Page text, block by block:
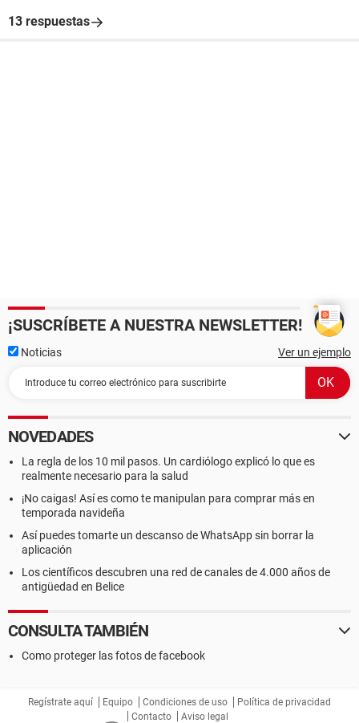
13 respuestas
¡SUSCRÍBETE A NUESTRA NEWSLETTER!
Noticias Ver un ejemplo
NOVEDADES
La regla de los 10 mil pasos. Un cardiólogo explicó lo que es
realmente necesario para la salud
¡No caigas! Así es como te manipulan para comprar más en
temporada navideña
Así puedes tomarte un descanso de WhatsApp sin borrar la
aplicación
Los científicos descubren una red de canales de 4.000 años de
antigüedad en Belice
CONSULTA TAMBIÉN
Como proteger las fotos de facebook
Regístrate aquí Equipo Condiciones de uso
Política de privacidad
Contacto
Aviso legal